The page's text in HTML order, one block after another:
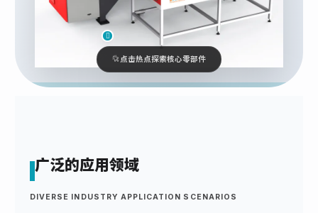
点击热点探索核心零部件
广泛的应用领域
DIVERSE INDUSTRY APPLICATION SCENARIOS